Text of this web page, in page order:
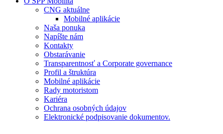
CNG aktuálne
Mobilné aplikácie
Naša ponuka
Napíšte nám
Kontakty
Obstarávanie
Transparentnosť a Corporate governance
Profil a štruktúra
Mobilné aplikácie
Rady motoristom
Kariéra
Ochrana osobných údajov
Elektronické podpisovanie dokumentov.